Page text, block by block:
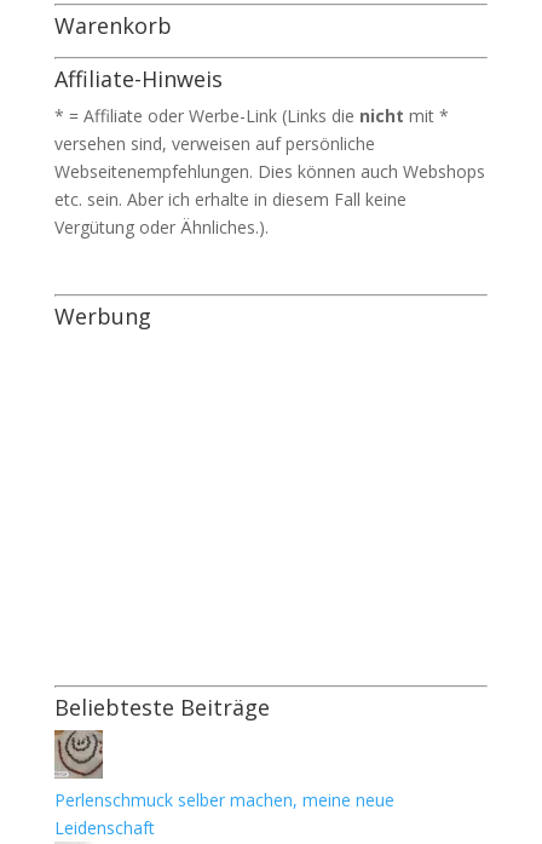
Warenkorb
Affiliate-Hinweis
* = Affiliate oder Werbe-Link (Links die nicht mit *
versehen sind, verweisen auf persönliche
Webseitenempfehlungen. Dies können auch Webshops
etc. sein. Aber ich erhalte in diesem Fall keine
Vergütung oder Ähnliches.).
Werbung
Beliebteste Beiträge
Perlenschmuck selber machen, meine neue
Leidenschaft